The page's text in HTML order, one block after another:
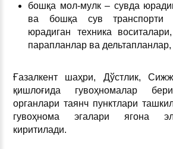
бошқа мол-мулк – сувда
ва бошқа сув транспорти
юрадиган техника
парапланлар ва дельтапланлар,
Ғазалкент шаҳри, Дўстлик,
қишлоғида гувоҳномалар
органлари таянч пунктлари
гувоҳнома эгалари ягона
киритилади.